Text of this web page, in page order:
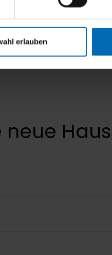
erlauben
von unserem Team